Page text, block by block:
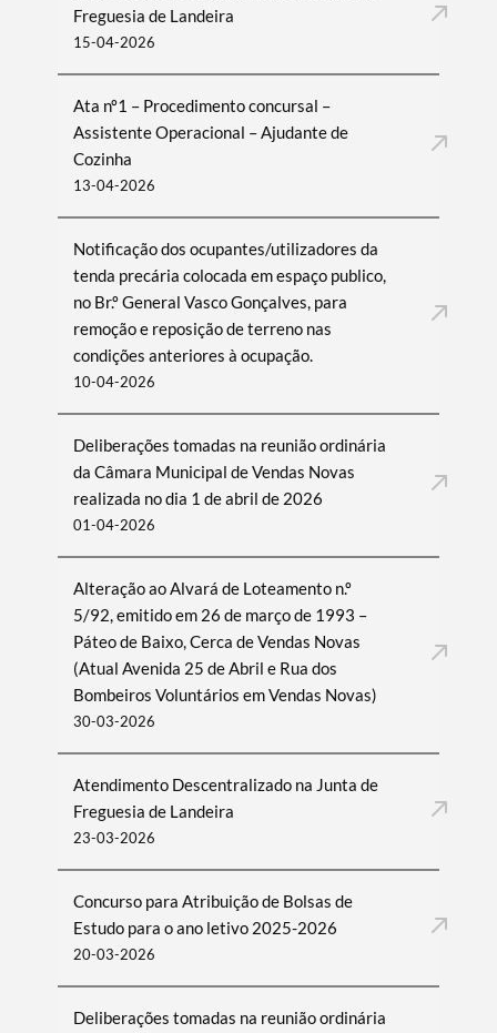
Freguesia de Landeira
15-04-2026
Ata nº1 – Procedimento concursal –
Assistente Operacional – Ajudante de
Cozinha
13-04-2026
Notificação dos ocupantes/utilizadores da
tenda precária colocada em espaço publico,
no Br.º General Vasco Gonçalves, para
remoção e reposição de terreno nas
condições anteriores à ocupação.
10-04-2026
Deliberações tomadas na reunião ordinária
da Câmara Municipal de Vendas Novas
realizada no dia 1 de abril de 2026
01-04-2026
Alteração ao Alvará de Loteamento n.º
5/92, emitido em 26 de março de 1993 –
Páteo de Baixo, Cerca de Vendas Novas
(Atual Avenida 25 de Abril e Rua dos
Bombeiros Voluntários em Vendas Novas)
30-03-2026
Atendimento Descentralizado na Junta de
Freguesia de Landeira
23-03-2026
Concurso para Atribuição de Bolsas de
Estudo para o ano letivo 2025-2026
20-03-2026
Deliberações tomadas na reunião ordinária